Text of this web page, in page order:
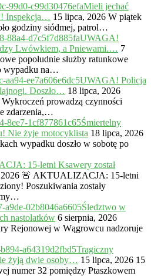
Mieli jechać
Inspekcja… 15 lipca, 2026 W piątek
godziny siódmej, patrol…
UWAGA!
Lwówkiem, a Pniewami.… 7
popołudnie służby ratunkowe
wypadku na…
UWAGA! Policja
Doszło… 18 lipca, 2026
prowadzą czynności
zdarzenia,…
Śmiertelny
Nie żyje motocyklista 18 lipca, 2026
wypadku doszło w sobotę po
15-letni Ksawery został
🚨 AKTUALIZACJA: 15-letni
Poszukiwania zostały
Śledztwo w
nastolatków 6 sierpnia, 2026
Rejonowej w Wągrowcu nadzoruje
Tragiczny
żyją dwie osoby… 15 lipca, 2026 15
numer 32 pomiędzy Ptaszkowem